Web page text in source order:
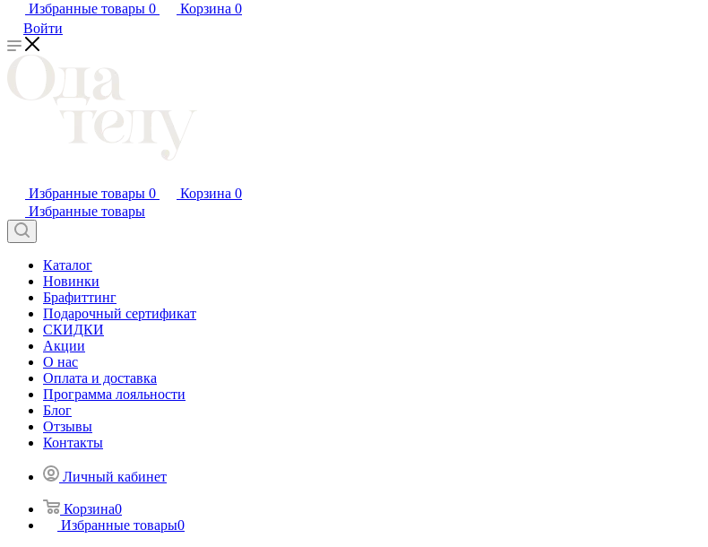
Избранные товары 0 Корзина 0
Войти
Избранные товары 0 Корзина 0
Избранные товары
Каталог
Новинки
Брафиттинг
Подарочный сертификат
СКИДКИ
Акции
О нас
Оплата и доставка
Программа лояльности
Блог
Отзывы
Контакты
Личный кабинет
Корзина0
Избранные товары0